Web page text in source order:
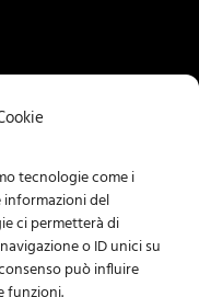
tecnologie come i
informazioni del
ci permetterà di
o ID unici su
può influire